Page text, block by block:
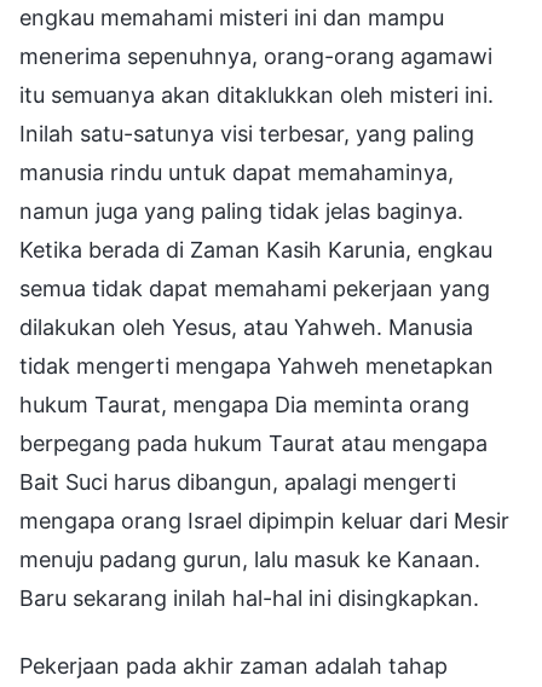
engkau memahami misteri ini dan mampu
menerima sepenuhnya, orang-orang agamawi
itu semuanya akan ditaklukkan oleh misteri ini.
Inilah satu-satunya visi terbesar, yang paling
manusia rindu untuk dapat memahaminya,
namun juga yang paling tidak jelas baginya.
Ketika berada di Zaman Kasih Karunia, engkau
semua tidak dapat memahami pekerjaan yang
dilakukan oleh Yesus, atau Yahweh. Manusia
tidak mengerti mengapa Yahweh menetapkan
hukum Taurat, mengapa Dia meminta orang
berpegang pada hukum Taurat atau mengapa
Bait Suci harus dibangun, apalagi mengerti
mengapa orang Israel dipimpin keluar dari Mesir
menuju padang gurun, lalu masuk ke Kanaan.
Baru sekarang inilah hal-hal ini disingkapkan.
Pekerjaan pada akhir zaman adalah tahap